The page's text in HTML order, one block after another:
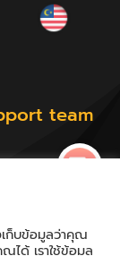
team
เก็บข้อมูลว่าคุณ
ณได้ เราใช้ข้อมูล